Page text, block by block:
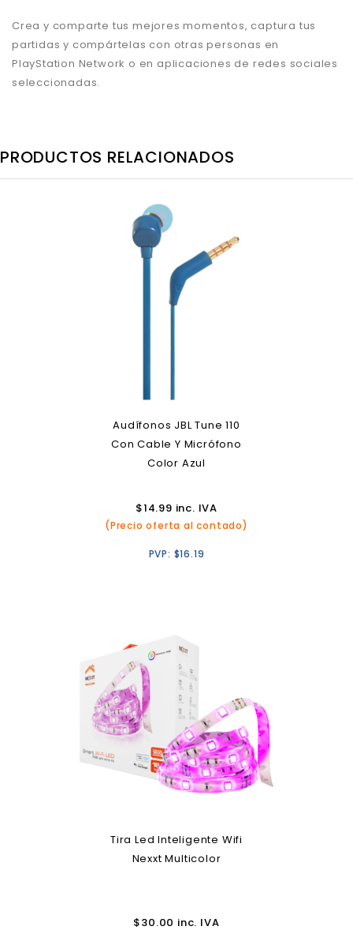
Crea y comparte tus mejores momentos, captura tus
partidas y compártelas con otras personas en
PlayStation Network o en aplicaciones de redes sociales
seleccionadas.
PRODUCTOS RELACIONADOS
Audífonos JBL Tune 110
Con Cable Y Micrófono
Color Azul
$14.99 inc. IVA
(Precio oferta al contado)
PVP: $16.19
Tira Led Inteligente Wifi
Nexxt Multicolor
$30.00 inc. IVA